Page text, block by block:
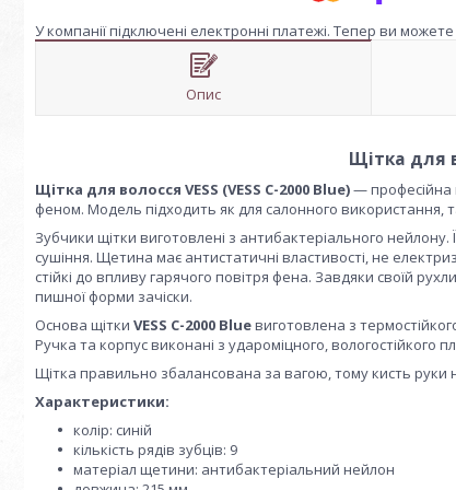
У компанії підключені електронні платежі. Тепер ви
Опис
Щітка для
Щітка для волосся VESS (VESS C-2000 Blue)— професійна
феном. Модель підходить як для салонного використання,
Зубчики щітки виготовлені з антибактеріального
сушіння. Щетина має антистатичні властивості, не
стійкі до впливу гарячого повітря фена. Завдяки своїй
пишної форми зачіски.
Основа щітки VESS C-2000 Blueвиготовлена з
Ручка та корпус виконані з удароміцного, вологостійкого
Щітка правильно збалансована за вагою, тому кисть руки
Характеристики:
колір: синій
кількість рядів зубців: 9
матеріал щетини: антибактеріальний нейлон